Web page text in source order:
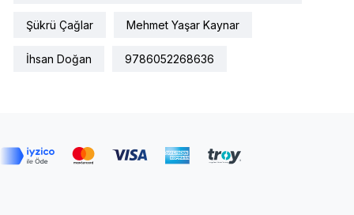
Şükrü Çağlar Mehmet Yaşar Kaynar
İhsan Doğan 9786052268636